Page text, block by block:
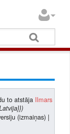
to atstāja Ilmars
(izmaiņas) |